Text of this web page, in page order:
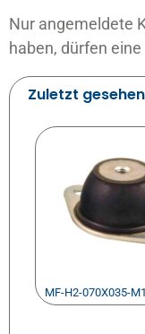
Nur angemeldete
haben, dürfen
Zuletzt gesehen
MF-H2-070X035-